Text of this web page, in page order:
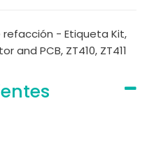
refacción - Etiqueta Kit,
and PCB, ZT410, ZT411